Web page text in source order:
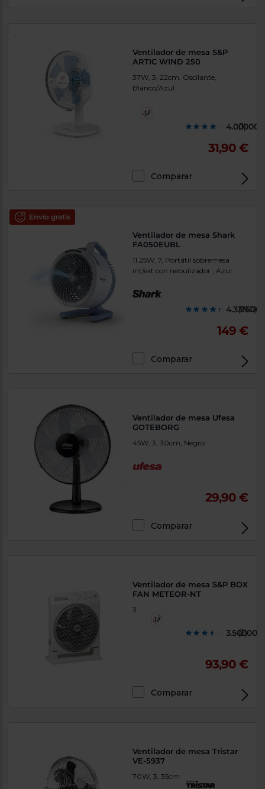
Ventilador de mesa S&P
ARTIC WIND 250
37W, 3, 22cm, Oscilante,
Blanco/Azul
(1)
31,90 €
Comparar
Envío gratis
Ventilador de mesa Shark
FA050EUBL
11.25W, 7, Portátil sobremesa
int/ext con nebulizador , Azul
(190)
149 €
Comparar
Ventilador de mesa Ufesa
GOTEBORG
45W, 3, 30cm, Negro
29,90 €
Comparar
Ventilador de mesa S&P BOX
FAN METEOR-NT
3
(2)
93,90 €
Comparar
Ventilador de mesa Tristar
VE-5937
70W, 3, 35cm